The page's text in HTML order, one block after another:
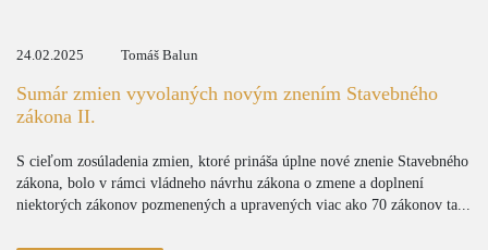
24.02.2025 Tomáš Balun
Sumár zmien vyvolaných novým znením Stavebného
zákona II.
S cieľom zosúladenia zmien, ktoré prináša úplne nové znenie Stavebného
zákona, bolo v rámci vládneho návrhu zákona o zmene a doplnení
niektorých zákonov pozmenených a upravených viac ako 70 zákonov ta...